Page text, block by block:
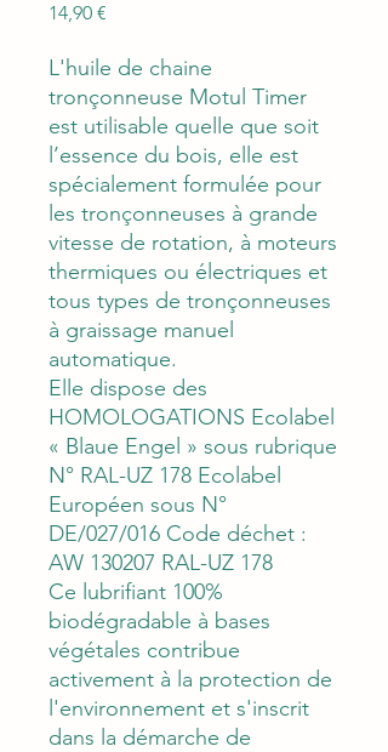
14,90 €
L'huile de chaine
tronçonneuse Motul Timer
est utilisable quelle que soit
l’essence du bois, elle est
spécialement formulée pour
les tronçonneuses à grande
vitesse de rotation, à moteurs
thermiques ou électriques et
tous types de tronçonneuses
à graissage manuel
automatique.
Elle dispose des
HOMOLOGATIONS Ecolabel
« Blaue Engel » sous rubrique
N° RAL-UZ 178 Ecolabel
Européen sous N°
DE/027/016 Code déchet :
AW 130207 RAL-UZ 178
Ce lubrifiant 100%
biodégradable à bases
végétales contribue
activement à la protection de
l'environnement et s'inscrit
dans la démarche de